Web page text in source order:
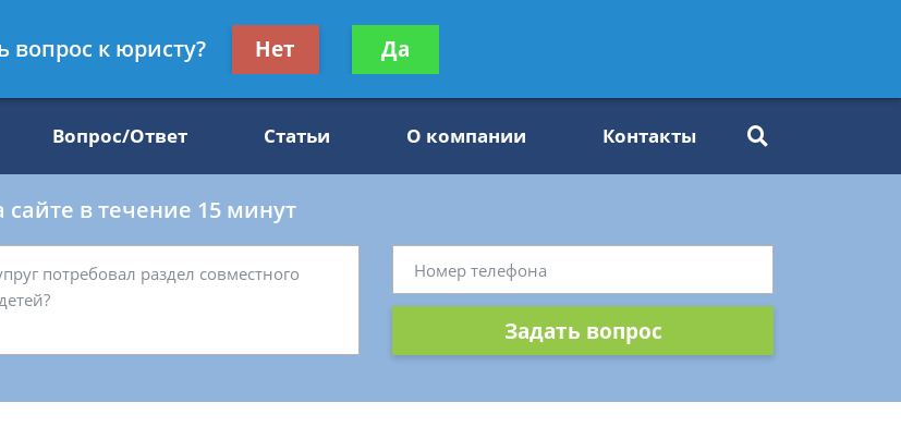
Получите консультацию
бесплатно
Вопрос/Ответ Статьи О компании Контакты
в течение 15 минут
Задать вопрос
вопрос к юристу? Нет Да